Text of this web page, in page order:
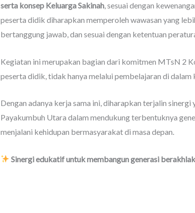
serta konsep Keluarga Sakinah, sesuai dengan
peserta didik diharapkan memperoleh wawasan yang
bertanggung jawab, dan sesuai dengan ketentuan
Kegiatan ini merupakan bagian dari komitmen MTsN 2
peserta didik, tidak hanya melalui pembelajaran di
Dengan adanya kerja sama ini, diharapkan terjalin
Payakumbuh Utara dalam mendukung terbentuknya
menjalani kehidupan bermasyarakat di masa depan.
Sinergi edukatif untuk membangun generasi